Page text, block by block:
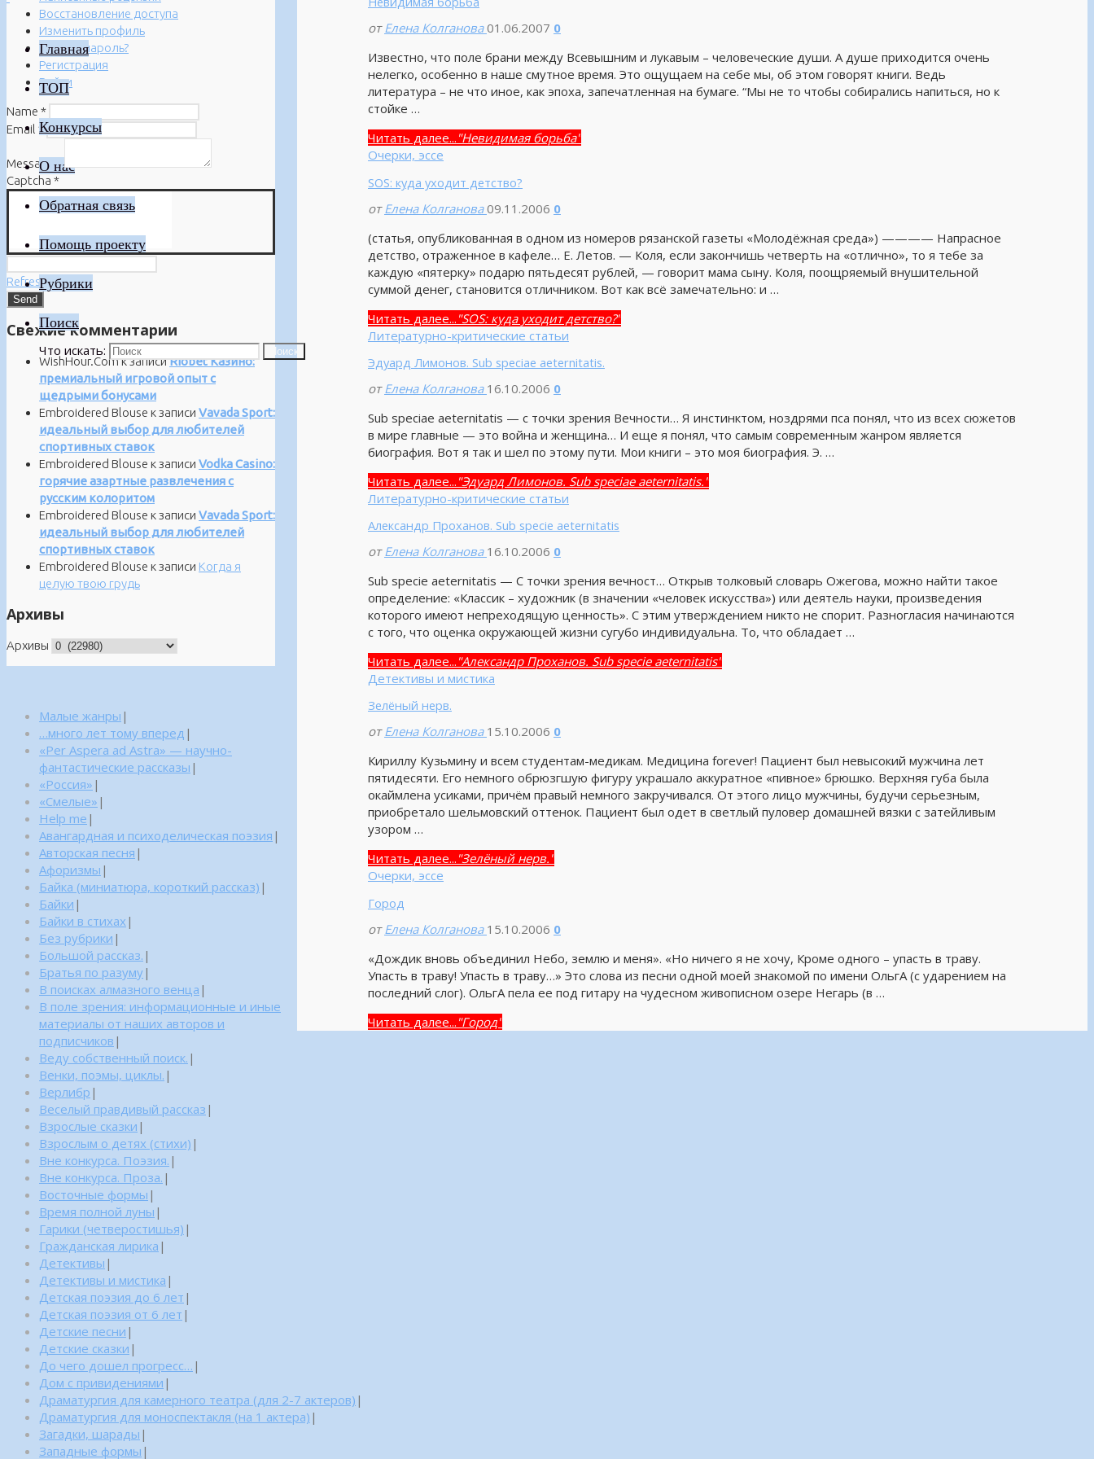
Главная
ТОП
Конкурсы
О нас
Обратная связь
Помощь проекту
Рубрики
Поиск
Что искать: Поиск
от Елена Колганова 01.06.2007 0
Известно, что поле брани между Всевышним и лукавым – человеческие души. А душе приходится очень
нелегко, особенно в наше смутное время. Это ощущаем на себе мы, об этом говорят книги. Ведь
литература – не что иное, как эпоха, запечатленная на бумаге. “Мы не то чтобы собирались напиться, но к
стойке …
Читать далее... "Невидимая борьба"
Очерки, эссе
SOS: куда уходит детство?
от Елена Колганова 09.11.2006 0
(статья, опубликованная в одном из номеров рязанской газеты «Молодёжная среда») ———— Напрасное
детство, отраженное в кафеле… Е. Летов. — Коля, если закончишь четверть на «отлично», то я тебе за
каждую «пятерку» подарю пятьдесят рублей, — говорит мама сыну. Коля, поощряемый внушительной
суммой денег, становится отличником. Вот как всё замечательно: и …
Читать далее... "SOS: куда уходит детство?"
Литературно-критические статьи
Эдуард Лимонов. Sub speciae aeternitatis.
от Елена Колганова 16.10.2006 0
Sub speciae aeternitatis — c точки зрения Вечности… Я инстинктом, ноздрями пса понял, что из всех сюжетов
в мире главные — это война и женщина… И еще я понял, что самым современным жанром является
биография. Вот я так и шел по этому пути. Мои книги – это моя биография. Э. …
Читать далее... "Эдуард Лимонов. Sub speciae aeternitatis."
Литературно-критические статьи
Александр Проханов. Sub specie aeternitatis
от Елена Колганова 16.10.2006 0
Sub specie aeternitatis — С точки зрения вечност… Открыв толковый словарь Ожегова, можно найти такое
определение: «Классик – художник (в значении «человек искусства») или деятель науки, произведения
которого имеют непреходящую ценность». С этим утверждением никто не спорит. Разногласия начинаются
с того, что оценка окружающей жизни сугубо индивидуальна. То, что обладает …
Читать далее... "Александр Проханов. Sub specie aeternitatis"
Детективы и мистика
Зелёный нерв.
от Елена Колганова 15.10.2006 0
Кириллу Кузьмину и всем студентам-медикам. Медицина forever! Пациент был невысокий мужчина лет
пятидесяти. Его немного обрюзгшую фигуру украшало аккуратное «пивное» брюшко. Верхняя губа была
окаймлена усиками, причём правый немного закручивался. От этого лицо мужчины, будучи серьезным,
приобретало шельмовский оттенок. Пациент был одет в светлый пуловер домашней вязки с затейливым
узором …
Читать далее... "Зелёный нерв."
Очерки, эссе
Город
от Елена Колганова 15.10.2006 0
«Дождик вновь объединил Небо, землю и меня». «Но ничего я не хочу, Кроме одного – упасть в траву.
Упасть в траву! Упасть в траву…» Это слова из песни одной моей знакомой по имени ОльгА (с ударением на
последний слог). ОльгА пела ее под гитару на чудесном живописном озере Негарь (в …
Читать далее... "Город"
Восстановление доступа
Изменить профиль
Забыли пароль?
Регистрация
Войти
Name *
Email *
Message*
Captcha *
Refresh
Свежие комментарии
WishHour.Comк записиRiobet Казино:
премиальный игровой опыт с
щедрыми бонусами
Embroidered Blouse к записи Vavada Sport:
идеальный выбор для любителей
спортивных ставок
Embroidered Blouse к записи Vodka Casino:
горячие азартные развлечения с
русским колоритом
Embroidered Blouse к записи Vavada Sport:
идеальный выбор для любителей
спортивных ставок
Embroidered Blouse к записи Когда я
целую твою грудь
Архивы
Архивы
Малые жанры |
…много лет тому вперед |
«Per Aspera ad Astra» — научно-
фантастические рассказы |
«Россия» |
«Смелые» |
Help me |
Авангардная и психоделическая поэзия |
Авторская песня |
Афоризмы |
Байка (миниатюра, короткий рассказ) |
Байки |
Байки в стихах |
Без рубрики |
Большой рассказ. |
Братья по разуму|
В поисках алмазного венца |
В поле зрения: информационные и иные
материалы от наших авторов и
подписчиков |
Веду собственный поиск. |
Венки, поэмы, циклы. |
Верлибр |
Веселый правдивый рассказ |
Взрослые сказки |
Взрослым о детях (стихи) |
Вне конкурса. Поэзия. |
Вне конкурса. Проза. |
Восточные формы |
Время полной луны |
Гарики (четверостишья) |
Гражданская лирика |
Детективы |
Детективы и мистика |
Детская поэзия до 6 лет |
Детская поэзия от 6 лет |
Детские песни |
Детские сказки |
До чего дошел прогресс… |
Дом с привидениями |
Драматургия для камерного театра (для 2-7 актеров) |
Драматургия для моноспектакля (на 1 актера) |
Загадки, шарады |
Западные формы |